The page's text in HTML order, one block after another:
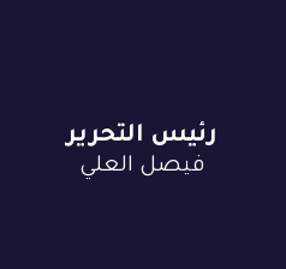
رئيس التحرير
فيصل العلي